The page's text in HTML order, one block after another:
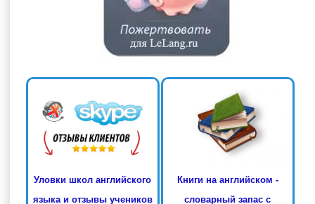
Уловки школ английского
языка и отзывы учеников
Книги на английском -
словарный запас с